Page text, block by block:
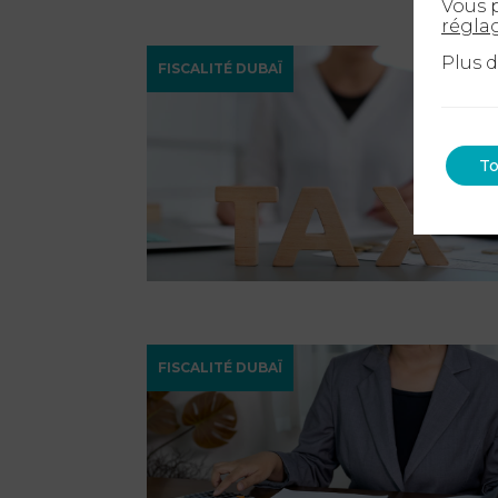
FISCALITÉ DUBAÏ
FISCALITÉ DUBAÏ
Vous
Plus